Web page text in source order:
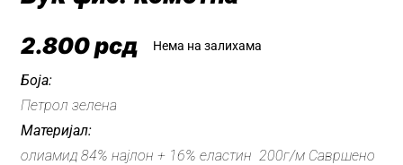
2.800рсд Нема на залихама
Боја:
Петрол зелена
Материјал:
олиамид 84% најлон + 16% еластин 200г/м Савршено